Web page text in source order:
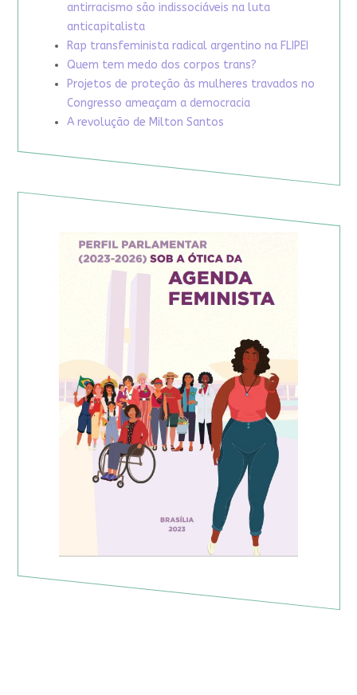
antirracismo são indissociáveis na luta
anticapitalista
Rap transfeminista radical argentino na FLIPEI
Quem tem medo dos corpos trans?
Projetos de proteção às mulheres travados no
Congresso ameaçam a democracia
A revolução de Milton Santos